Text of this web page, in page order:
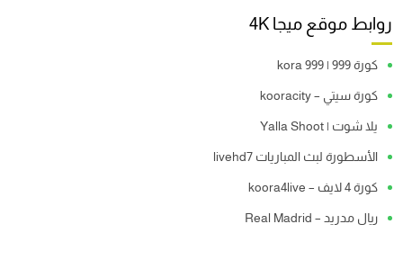
روابط موقع ميجا 4K
كورة 999 | kora 999
كورة سيتي – kooracity
يلا شوت | Yalla Shoot
الأسطورة لبث المباريات livehd7
كورة 4 لايف – koora4live
ريال مدريد – Real Madrid